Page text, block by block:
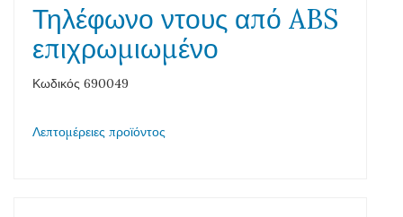
Τηλέφωνο ντους από ABS
επιχρωμιωμένο
Κωδικός 690049
Λεπτομέρειες προϊόντος